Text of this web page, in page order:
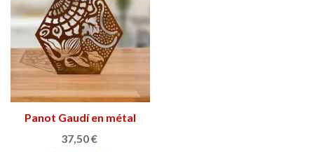
Panot Gaudí en métal
rouillé
37,50 €